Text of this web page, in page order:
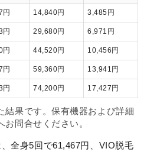
円 14,840円 3,485円
円 29,680円 6,971円
円 44,520円 10,456円
円 59,360円 13,941円
円 74,200円 17,427円
結果です。保有機器および詳細
お問合せください。
全身5回で61,467円、VIO脱毛